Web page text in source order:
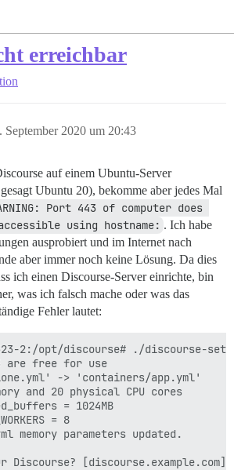
erreichbar
September 2020 um 20:43
auf einem Ubuntu-Server
Ubuntu 20), bekomme aber jedes Mal
Port 443 of computer does
using hostname: . Ich habe
ausprobiert und im Internet nach
aber immer noch keine Lösung. Da dies
ich einen Discourse-Server einrichte, bin
was ich falsch mache oder was das
Fehler lautet:
2:/opt/discourse# ./discourse-
are free for use
-> 'containers/app.yml'
and 20 physical CPU cores
= 1024MB
= 8
memory parameters updated.
Discourse?